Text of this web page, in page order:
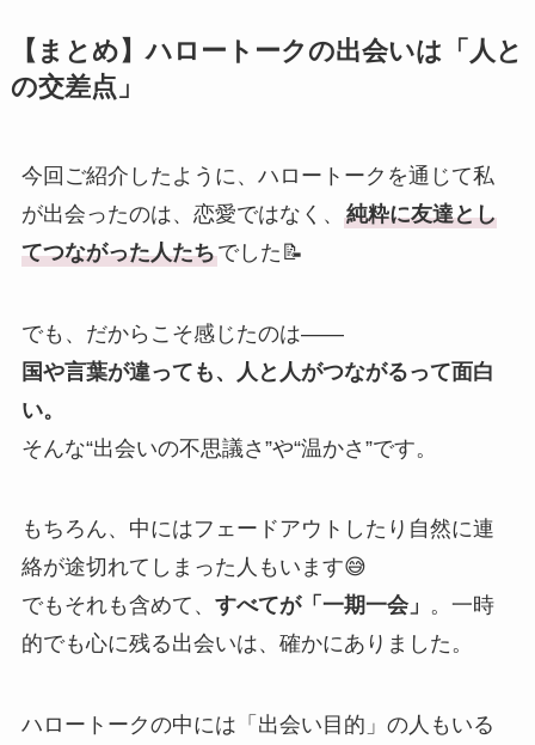
【まとめ】ハロートークの出会いは「人と
の交差点」
今回ご紹介したように、ハロートークを通じて私
が出会ったのは、恋愛ではなく、 純粋に友達とし
てつながった人たちでした📝
でも、だからこそ感じたのは——
国や言葉が違っても、人と人がつながるって面白
い。
そんな“出会いの不思議さ”や“温かさ”です。
もちろん、中にはフェードアウトしたり自然に連
絡が途切れてしまった人もいます😅
でもそれも含めて、 すべてが「一期一会」 。一時
的でも心に残る出会いは、確かにありました。
ハロートークの中には「出会い目的」の人もいる